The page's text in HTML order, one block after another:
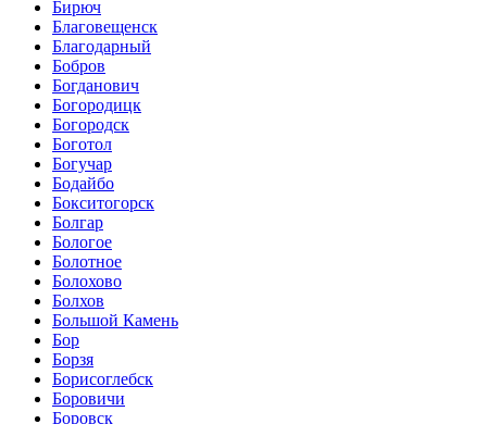
Бирюч
Благовещенск
Благодарный
Бобров
Богданович
Богородицк
Богородск
Боготол
Богучар
Бодайбо
Бокситогорск
Болгар
Бологое
Болотное
Болохово
Болхов
Большой Камень
Бор
Борзя
Борисоглебск
Боровичи
Боровск